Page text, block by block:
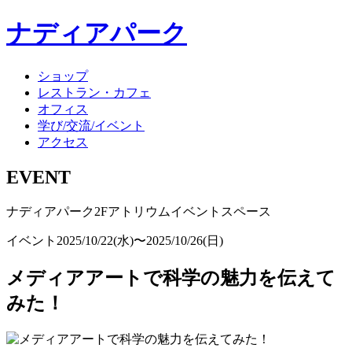
ナディアパーク
ショップ
レストラン・カフェ
オフィス
学び/交流/イベント
アクセス
EVENT
ナディアパーク2Fアトリウムイベントスペース
イベント 2025/10/22(水)〜2025/10/26(日)
メディアアートで科学の魅力を伝えて
みた！